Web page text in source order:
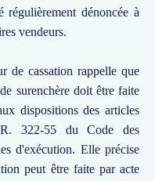
régulièrement dénoncée à
vendeurs.
de cassation rappelle que
surenchère doit être faite
dispositions des articles
322-55 du Code des
d'exécution. Elle précise
peut être faite par acte